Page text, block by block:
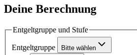
Deine Berechnung
Entgeltgruppe und Stufe
Entgeltgruppe Bitte wählen